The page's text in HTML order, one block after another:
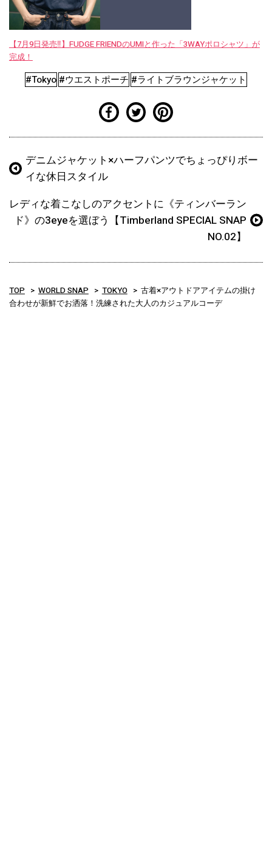
【7月9日発売‼︎】FUDGE FRIENDのUMIと作った「3WAYポロシャツ」が
完成！
#Tokyo #ウエストポーチ #ライトブラウンジャケット
デニムジャケット×ハーフパンツでちょっぴりボー
イな休日スタイル
レディな着こなしのアクセントに《ティンバーラン
ド》の3eyeを選ぼう【Timberland SPECIAL SNAP
NO.02】
TOP WORLD SNAP TOKYO
古着×アウトドアアイテムの掛け
合わせが新鮮でお洒落！洗練された大人のカジュアルコーデ